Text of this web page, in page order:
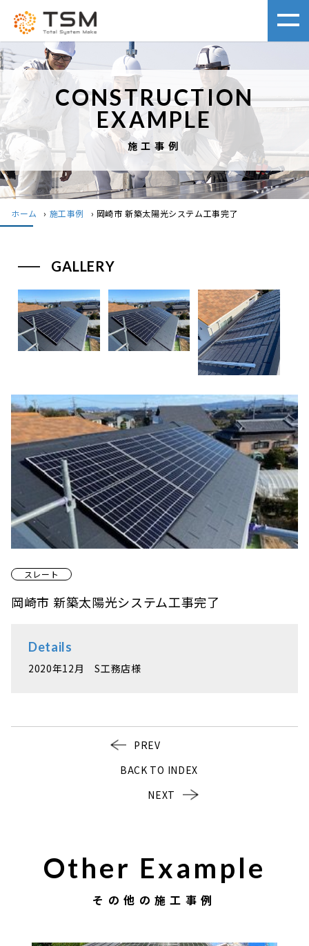
CONSTRUCTION
EXAMPLE
施工事例
ホーム › 施工事例 › 岡崎市 新築太陽光システム工事完了
スレート
岡崎市 新築太陽光システム工事完了
Details
2020年12月 S工務店様
GALLERY
PREV
BACK TO INDEX
NEXT
Other Example
その他の施工事例